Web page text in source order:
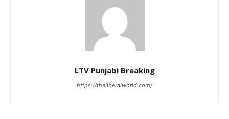
LTV Punjabi Breaking
https://theliberalworld.com/